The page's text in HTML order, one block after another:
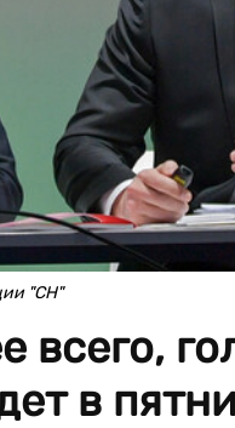
"СН"
всего,
в